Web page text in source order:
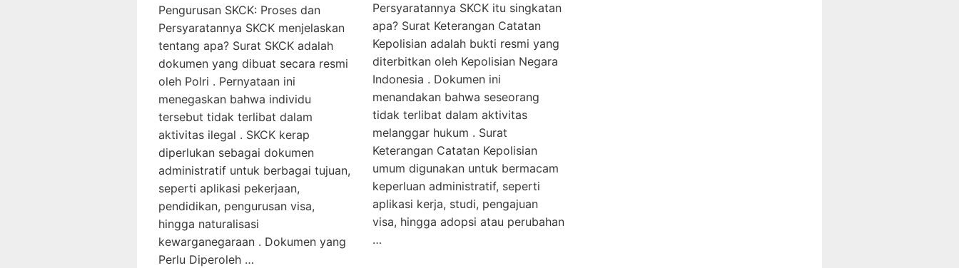
Pengurusan SKCK: Proses dan
Persyaratannya SKCK menjelaskan
tentang apa? Surat SKCK adalah
dokumen yang dibuat secara resmi
oleh Polri . Pernyataan ini
menegaskan bahwa individu
tersebut tidak terlibat dalam
aktivitas ilegal . SKCK kerap
diperlukan sebagai dokumen
administratif untuk berbagai tujuan,
seperti aplikasi pekerjaan,
pendidikan, pengurusan visa,
hingga naturalisasi
kewarganegaraan . Dokumen yang
Perlu Diperoleh …
Persyaratannya SKCK itu singkatan
apa? Surat Keterangan Catatan
Kepolisian adalah bukti resmi yang
diterbitkan oleh Kepolisian Negara
Indonesia . Dokumen ini
menandakan bahwa seseorang
tidak terlibat dalam aktivitas
melanggar hukum . Surat
Keterangan Catatan Kepolisian
umum digunakan untuk bermacam
keperluan administratif, seperti
aplikasi kerja, studi, pengajuan
visa, hingga adopsi atau perubahan
…